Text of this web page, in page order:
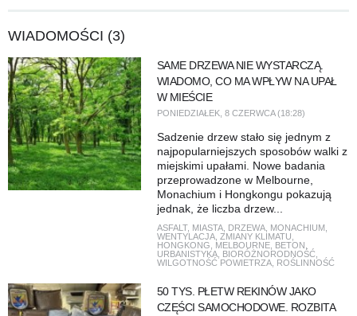
WIADOMOŚCI (3)
SAME DRZEWA NIE WYSTARCZĄ.
WIADOMO, CO MA WPŁYW NA UPAŁ
W MIEŚCIE
PONIEDZIAŁEK, 8 CZERWCA (18:28)
Sadzenie drzew stało się jednym z
najpopularniejszych sposobów walki z
miejskimi upałami. Nowe badania
przeprowadzone w Melbourne,
Monachium i Hongkongu pokazują
jednak, że liczba drzew...
ASFALT, MIASTA, DRZEWA, MONACHIUM,
WENTYLACJA, ZMIANY KLIMATU
HONGKONG
MELBOURNE, BETON
URBANISTYKA, BIORÓŻNORODNOŚĆ,
WILGOTNOŚĆ POWIETRZA, ROŚLINNOŚĆ
50 TYS. PŁETW REKINÓW JAKO
CZĘŚCI SAMOCHODOWE. ROZBITA